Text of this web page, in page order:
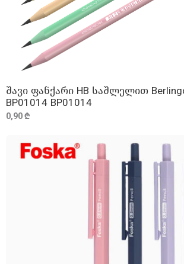
ᲓᲐᲛᲐᲢᲔᲑᲐ
შავი ფანქარი HB საშლელით
BP01014 BP01014
0,90 ₾